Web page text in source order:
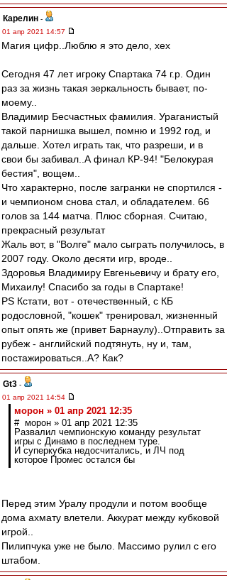
Карелин -
01 апр 2021 14:57
Магия цифр..Люблю я это дело, хех
Сегодня 47 лет игроку Спартака 74 г.р. Один
раз за жизнь такая зеркальность бывает, по-
моему..
Владимир Бесчастных фамилия. Ураганистый
такой парнишка вышел, помню и 1992 год, и
дальше. Хотел играть так, что разреши, и в
свои бы забивал..А финал КР-94! "Белокурая
бестия", вощем..
Что характерно, после загранки не спортился -
и чемпионом снова стал, и обладателем. 66
голов за 144 матча. Плюс сборная. Считаю,
прекрасный результат
Жаль вот, в "Волге" мало сыграть получилось, в
2007 году. Около десяти игр, вроде..
Здоровья Владимиру Евгеньевичу и брату его,
Михаилу! Спасибо за годы в Спартаке!
PS Кстати, вот - отечественный, с КБ
родословной, "кошек" тренировал, жизненный
опыт опять же (привет Барнаулу)..Отправить за
рубеж - английский подтянуть, ну и, там,
постажироваться..А? Как?
Gt3 -
01 апр 2021 14:54
морон » 01 апр 2021 12:35
# морон » 01 апр 2021 12:35
Развалил чемпионскую команду результат
игры с Динамо в последнем туре.
И суперкубка недосчитались, и ЛЧ под
которое Промес остался бы
Перед этим Уралу продули и потом вообще
дома ахмату влетели. Аккурат между кубковой
игрой..
Пилипчука уже не было. Массимо рулил с его
штабом.